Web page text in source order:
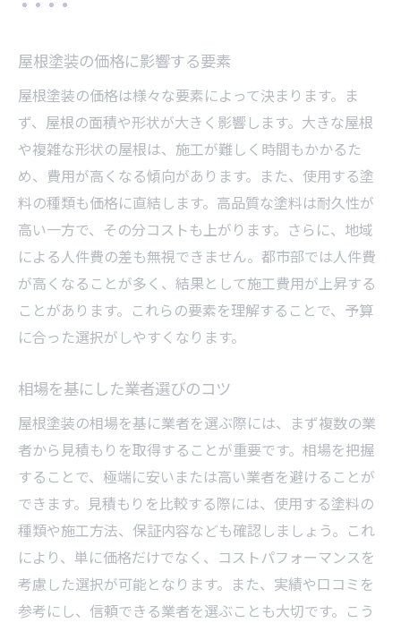
屋根塗装の価格に影響する要素
屋根塗装の価格は様々な要素によって決まります。ま
ず、屋根の面積や形状が大きく影響します。大きな屋根
や複雑な形状の屋根は、施工が難しく時間もかかるた
め、費用が高くなる傾向があります。また、使用する塗
料の種類も価格に直結します。高品質な塗料は耐久性が
高い一方で、その分コストも上がります。さらに、地域
による人件費の差も無視できません。都市部では人件費
が高くなることが多く、結果として施工費用が上昇する
ことがあります。これらの要素を理解することで、予算
に合った選択がしやすくなります。
相場を基にした業者選びのコツ
屋根塗装の相場を基に業者を選ぶ際には、まず複数の業
者から見積もりを取得することが重要です。相場を把握
することで、極端に安いまたは高い業者を避けることが
できます。見積もりを比較する際には、使用する塗料の
種類や施工方法、保証内容なども確認しましょう。これ
により、単に価格だけでなく、コストパフォーマンスを
考慮した選択が可能となります。また、実績や口コミを
参考にし、信頼できる業者を選ぶことも大切です。こう